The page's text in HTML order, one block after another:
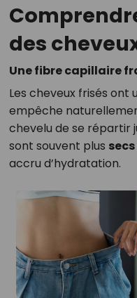
des
Une fibre capillaire
Les cheveux frisés ont
empêche
chevelu de se répartir
sont souvent plus
accru d’hydratation.